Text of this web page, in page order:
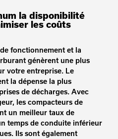
la disponibilité
les coûts
fonctionnement et la
génèrent une plus
votre entreprise. Le
la dépense la plus
de décharges. Avec
les compacteurs de
un meilleur taux de
temps de conduite inférieur
Ils sont également